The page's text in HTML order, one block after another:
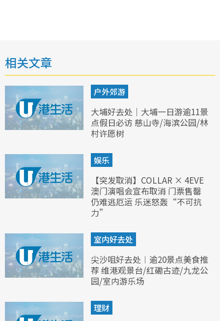
相关文章
户外郊游
大埔好去处｜大埔一日游逾11景
点假日必访 慈山寺/海滨公园/林
村许愿树
娱乐
【突发取消】COLLAR × 4EVE
澳门演唱会宣布取消 门票售罄
仍难逃厄运 乐迷怒轰“不可抗
力”
室内好去处
尖沙咀好去处︱逾20景点美食推
荐 维港观景台/红磡古迹/九龙公
园/室内游乐场
理财